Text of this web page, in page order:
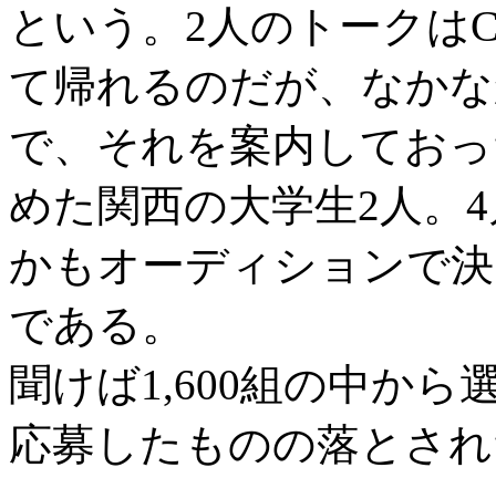
という。2人のトークは
て帰れるのだが、なか
で、それを案内してお
めた関西の大学生2人。
かもオーディションで
である。
聞けば1,600組の中から
応募したものの落とさ